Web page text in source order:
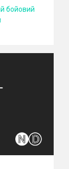
бойовий